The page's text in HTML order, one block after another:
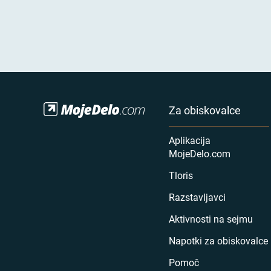
Za obiskovalce
Aplikacija
MojeDelo.com
Tloris
Razstavljavci
Aktivnosti na sejmu
Napotki za obiskovalce
Pomoč